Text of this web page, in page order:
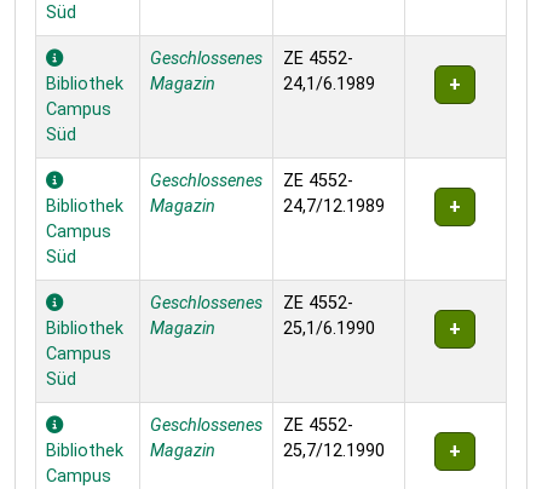
Süd
Bibliothek
Campus
Süd
Geschlossenes
Magazin
ZE 4552-
24,1/6.1989
Bibliothek
Campus
Süd
Geschlossenes
Magazin
ZE 4552-
24,7/12.1989
Bibliothek
Campus
Süd
Geschlossenes
Magazin
ZE 4552-
25,1/6.1990
Bibliothek
Campus
Geschlossenes
Magazin
ZE 4552-
25,7/12.1990